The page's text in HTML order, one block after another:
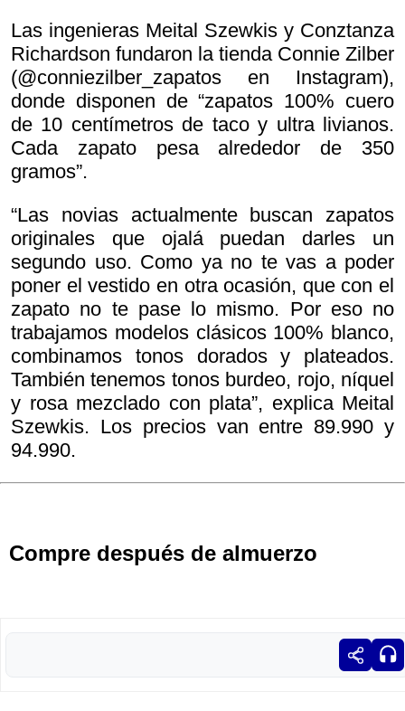
Las ingenieras Meital Szewkis y Conztanza
Richardson fundaron la tienda Connie Zilber
(@conniezilber_zapatos en Instagram),
donde disponen de “zapatos 100% cuero
de 10 centímetros de taco y ultra livianos.
Cada zapato pesa alrededor de 350
gramos”.
“Las novias actualmente buscan zapatos
originales que ojalá puedan darles un
segundo uso. Como ya no te vas a poder
poner el vestido en otra ocasión, que con el
zapato no te pase lo mismo. Por eso no
trabajamos modelos clásicos 100% blanco,
combinamos tonos dorados y plateados.
También tenemos tonos burdeo, rojo, níquel
y rosa mezclado con plata”, explica Meital
Szewkis. Los precios van entre 89.990 y
94.990.
Compre después de almuerzo